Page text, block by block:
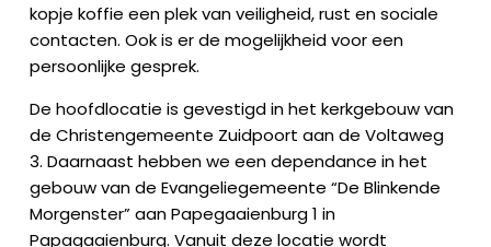
kopje koffie een plek van veiligheid, rust en sociale
contacten. Ook is er de mogelijkheid voor een
persoonlijke gesprek.
De hoofdlocatie is gevestigd in het kerkgebouw van
de Christengemeente Zuidpoort aan de Voltaweg
3. Daarnaast hebben we een dependance in het
gebouw van de Evangeliegemeente “De Blinkende
Morgenster” aan Papegaaienburg 1 in
Papagaaienburg. Vanuit deze locatie wordt